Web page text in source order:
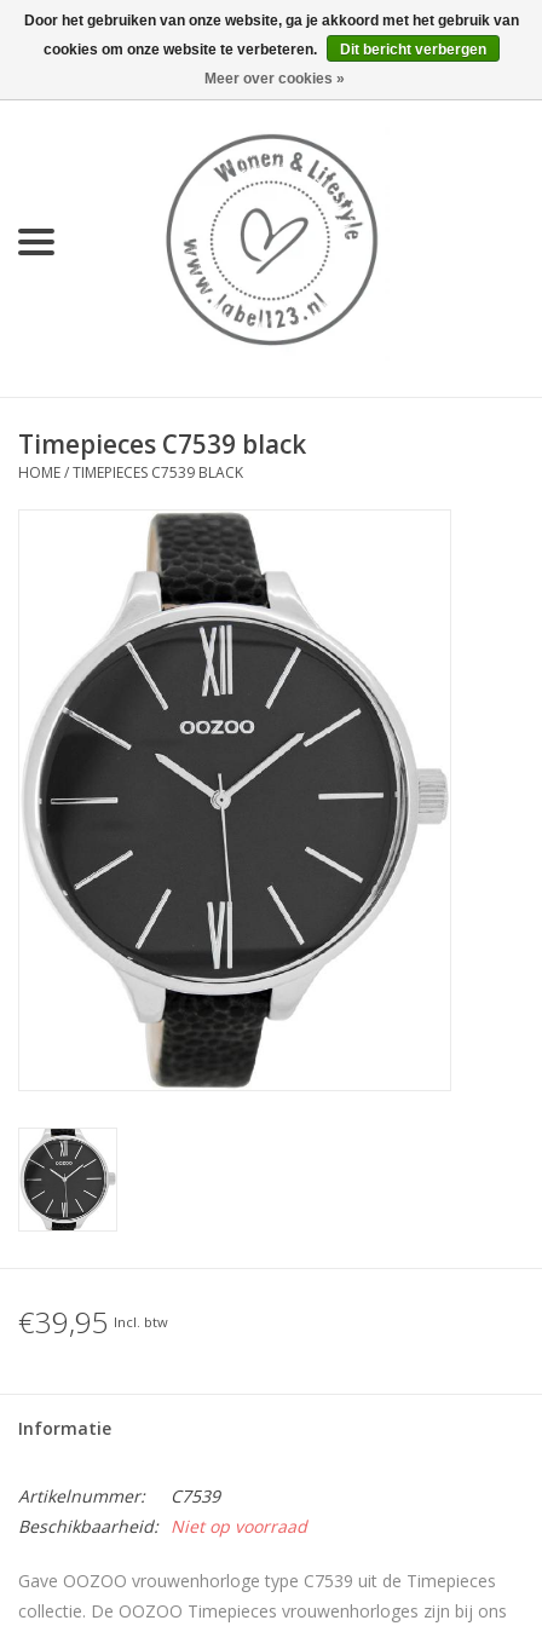
0 Artikelen - €0,00
KEUKEN
LIFESTYLE
OUTDOOR
SALE
KAMERS
ALGEMEEN
Merken
Timepieces C7539 black
HOME/TIMEPIECES C7539 BLACK
€39,95 Incl. btw
Informatie
Artikelnummer:
C7539
Beschikbaarheid: Niet op voorraad
Gave OOZOO vrouwenhorloge type C7539 uit de Timepieces
collectie. De OOZOO Timepieces vrouwenhorloges zijn bij ons
Door het gebruiken van onze website, ga je akkoord met het gebruik van
cookies om onze website te verbeteren.
Dit bericht verbergen
Meer over cookies »